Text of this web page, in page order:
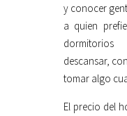
y conocer
a quien
descansar,
tomar algo
El precio del